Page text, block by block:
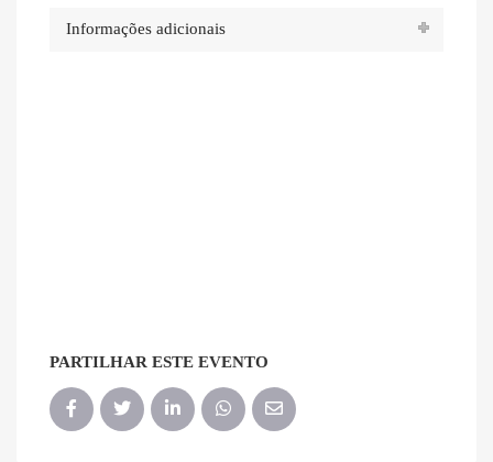
Informações adicionais
PARTILHAR ESTE EVENTO